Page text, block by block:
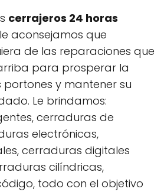
cerrajeros 24 horas
le aconsejamos que
de las reparaciones que
para prosperar la
y mantener su
Le brindamos:
cerraduras de
electrónicas,
cerraduras digitales
cilíndricas,
todo con el objetivo